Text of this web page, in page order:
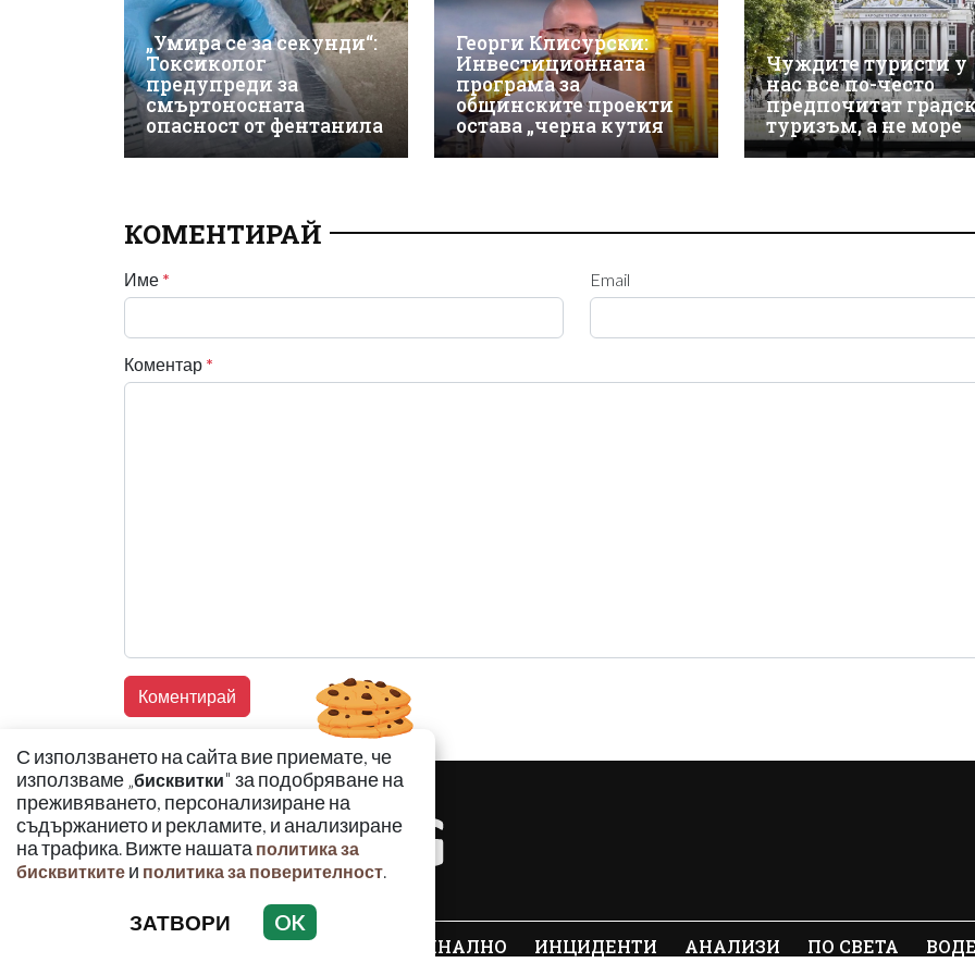
„Умира се за секунди“:
Токсиколог
предупреди за
смъртоносната
опасност от фентанила
Георги Клисурски:
Инвестиционната
програма за
общинските проекти
остава „черна кутия
Чуждите туристи у
нас все по-често
предпочитат
туризъм, а не море
КОМЕНТИРАЙ
Име * Email
Коментар *
С използването на сайта вие приемате, че
използваме „бисквитки" за подобряване на
преживяването, персонализиране на
съдържанието и рекламите, и анализиране
на трафика. Вижте нашата политика за
бисквитките и политика за поверителност.
ЗАТВОРИ OK
КРИМИНАЛНО ИНЦИДЕНТИ АНАЛИЗИ ПО СВЕТА